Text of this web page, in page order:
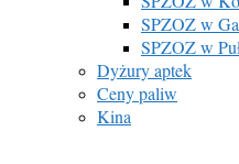
SPZOZ w
SPZOZ w
Dyżury aptek
Ceny paliw
Kina